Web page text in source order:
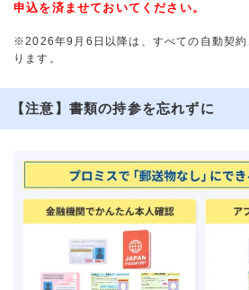
申込を済ませておいてください。
※2026年9月6日以降は、すべての自動契約
ります。
【注意】書類の持参を忘れずに